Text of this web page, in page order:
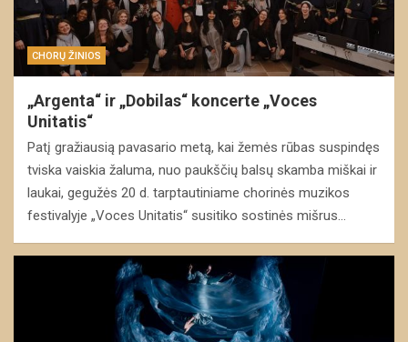
CHORŲ ŽINIOS
„Argenta“ ir „Dobilas“ koncerte „Voces
Unitatis“
Patį gražiausią pavasario metą, kai žemės rūbas suspindęs
tviska vaiskia žaluma, nuo paukščių balsų skamba miškai ir
laukai, gegužės 20 d. tarptautiniame chorinės muzikos
festivalyje „Voces Unitatis“ susitiko sostinės mišrus…